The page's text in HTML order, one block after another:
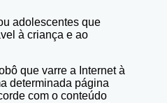
adolescentes que
à criança e ao
que varre a Internet à
determinada página
com o conteúdo